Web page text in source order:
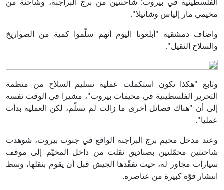
مخيمي مار إلياس وشاتيلا".
واضاف دمشقية "أبلغونا اليوم أنهم سلّموا كمية من الصواريخ
والسلاح الثقيل".
وتابع "هكذا تكون استكملت عملية تسليم السلاح من منظمة
التحرير الفلسطينية في مخيمات بيروت"، مشيرا في الوقت نفسه
إلى أن "هناك فصائل أخرى ما زالت لم تسلّم، لكن العملية بدأت
عمليا".
وعند مدخل مخيم برج البراجنة الواقع في جنوب بيروت، شوهدت
شاحنتين محمّلتين بصناديق نقلت من داخل المخيّم إلى موقف
سيارات مجاور له، حيث تفقّدها الجيش قبل أن يقوم بنقلها، وسط
انتشار قوّة كبيرة من عناصره.